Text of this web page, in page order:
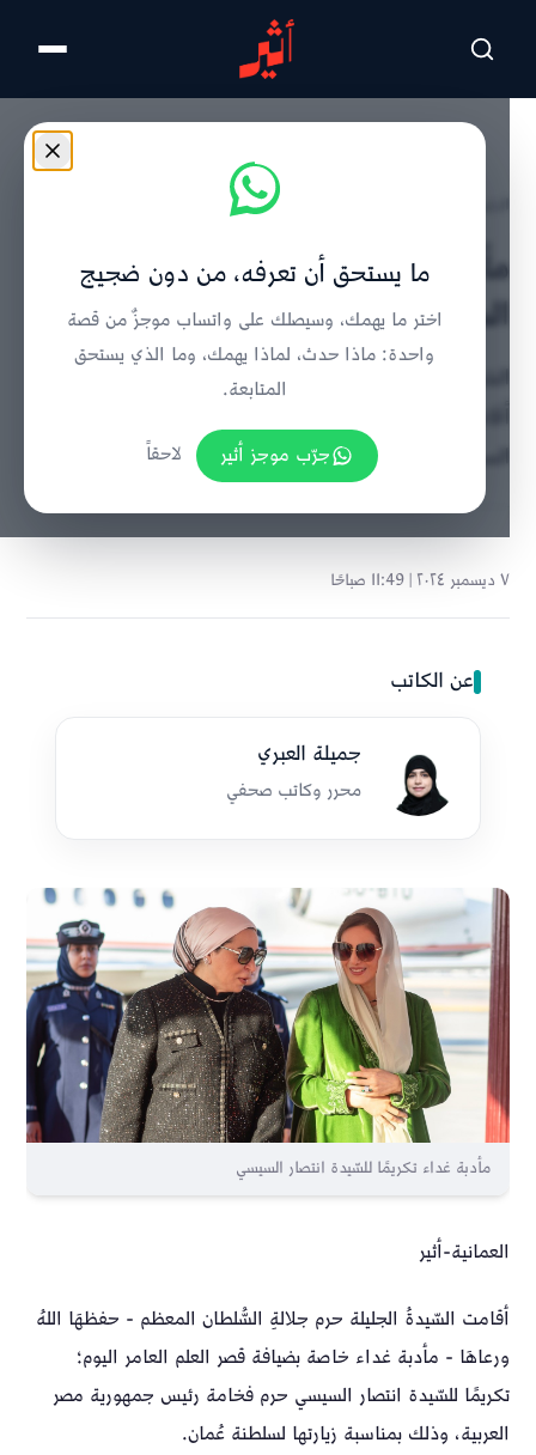
تخطى للمحتوى الرئيسي
مأدبة غداء تكريمًا للسّيدة انتصار
السيسي
السّيدة الجليلة حرم جلالة السُّلطان هيثم بن طارق المعظم
أقامت مأدبة غداء بقصر العلم العامر تكريمًا للسّيدة انتصار
السيسي حرم فخامة رئيس جمهورية مصر العربية
٧ ديسمبر ٢٠٢٤ | 11:49 صباحًا
عن الكاتب
جميلة العبري
محرر وكاتب صحفي
مأدبة غداء تكريمًا للسّيدة انتصار السيسي
العمانية-أثير
أقامت السّيدةُ الجليلة حرم جلالةِ السُّلطان المعظم - حفظهَا اللهُ
ورعاهَا - مأدبة غداء خاصة بضيافة قصر العلم العامر اليوم؛
تكريمًا للسّيدة انتصار السيسي حرم فخامة رئيس جمهورية مصر
العربية، وذلك بمناسبة زيارتها لسلطنة عُمان.
ما يستحق أن تعرفه، من دون ضجيج
اختر ما يهمك، وسيصلك على واتساب موجزٌ من قصة
واحدة: ماذا حدث، لماذا يهمك، وما الذي يستحق
المتابعة.
جرّب موجز أثير
لاحقاً